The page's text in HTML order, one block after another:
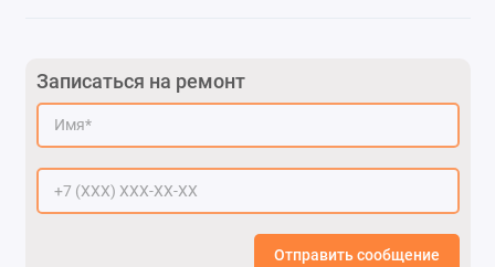
Записаться на ремонт
Отправить сообщение